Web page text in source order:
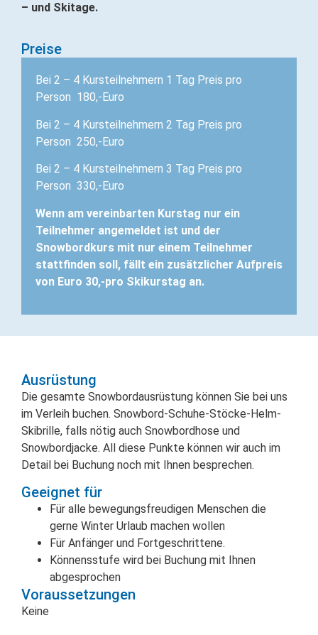
– und Skitage.
Preise
Bei 2 – 4 Kursteilnehmern 1 Tag Preis pro
Person 180,-Euro
Bei 2 – 4 Kursteilnehmern 2 Tag Preis pro
Person 250,-Euro
Bei 2 – 4 Kursteilnehmern 3 Tag Preis pro
Person 330,-Euro
Wenn am vereinbarten Kurstag nur ein
Teilnehmer angemeldet ist und der
Snowbordkurs mit nur einem Teilnehmer
stattfinden soll, fällt ein zusätzlicher Aufpreis
von Euro 30,-pro Skikurstag an.
Ausrüstung
Die gesamte Snowbordausrüstung können Sie bei uns
im Verleih buchen. Snowbord-Schuhe-Stöcke-Helm-
Skibrille, falls nötig auch Snowbordhose und
Snowbordjacke. All diese Punkte können wir auch im
Detail bei Buchung noch mit Ihnen besprechen.
Geeignet für
Für alle bewegungsfreudigen Menschen die
gerne Winter Urlaub machen wollen
Für Anfänger und Fortgeschrittene.
Könnensstufe wird bei Buchung mit Ihnen
abgesprochen
Voraussetzungen
Keine